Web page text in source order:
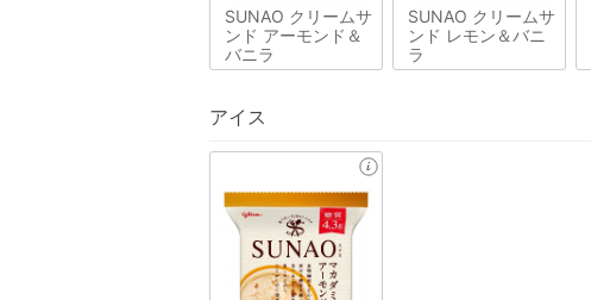
SUNAO クリームサ
ンド アーモンド＆
バニラ
SUNAO クリームサ
ンド レモン＆バニ
ラ
アイス